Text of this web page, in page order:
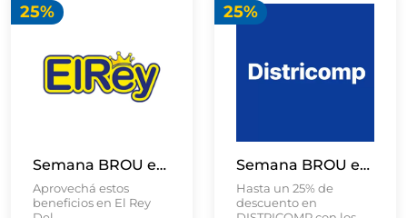
25%
Semana BROU en El Rey Del Entretenimiento
Aprovechá estos
beneficios en El Rey
25%
Semana BROU en DISTRICOMP
Hasta un 25% de
descuento en